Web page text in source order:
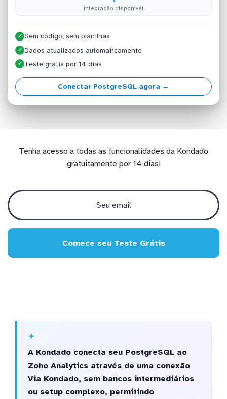
integração disponível
✓ Sem código, sem planilhas
✓ Dados atualizados automaticamente
✓ Teste grátis por 14 dias
Conectar PostgreSQL agora →
Tenha acesso a todas as funcionalidades da Kondado
gratuitamente por 14 dias!
Comece seu Teste Grátis
A Kondado conecta seu PostgreSQL ao
Zoho Analytics através de uma conexão
Via Kondado, sem bancos intermediários
ou setup complexo, permitindo